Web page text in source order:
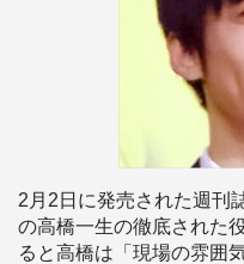
2月2日に発売された週刊
の高橋一生の徹底された
ると高橋は「現場の雰囲